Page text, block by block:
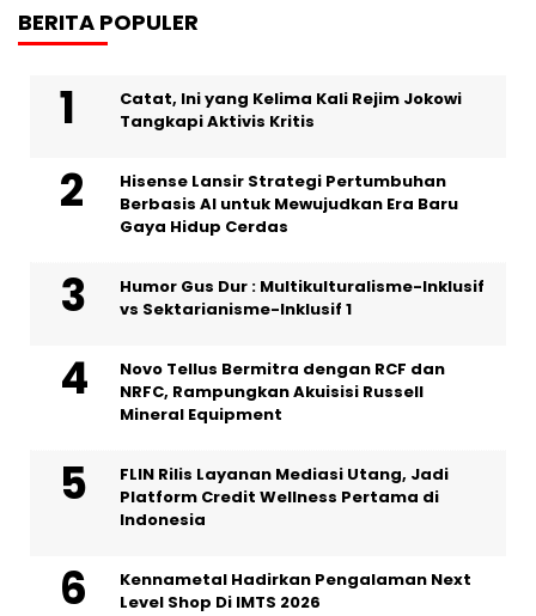
BERITA POPULER
Catat, Ini yang Kelima Kali Rejim Jokowi
Tangkapi Aktivis Kritis
Hisense Lansir Strategi Pertumbuhan
Berbasis AI untuk Mewujudkan Era Baru
Gaya Hidup Cerdas
Humor Gus Dur : Multikulturalisme-Inklusif
vs Sektarianisme-Inklusif 1
Novo Tellus Bermitra dengan RCF dan
NRFC, Rampungkan Akuisisi Russell
Mineral Equipment
FLIN Rilis Layanan Mediasi Utang, Jadi
Platform Credit Wellness Pertama di
Indonesia
Kennametal Hadirkan Pengalaman Next
Level Shop Di IMTS 2026